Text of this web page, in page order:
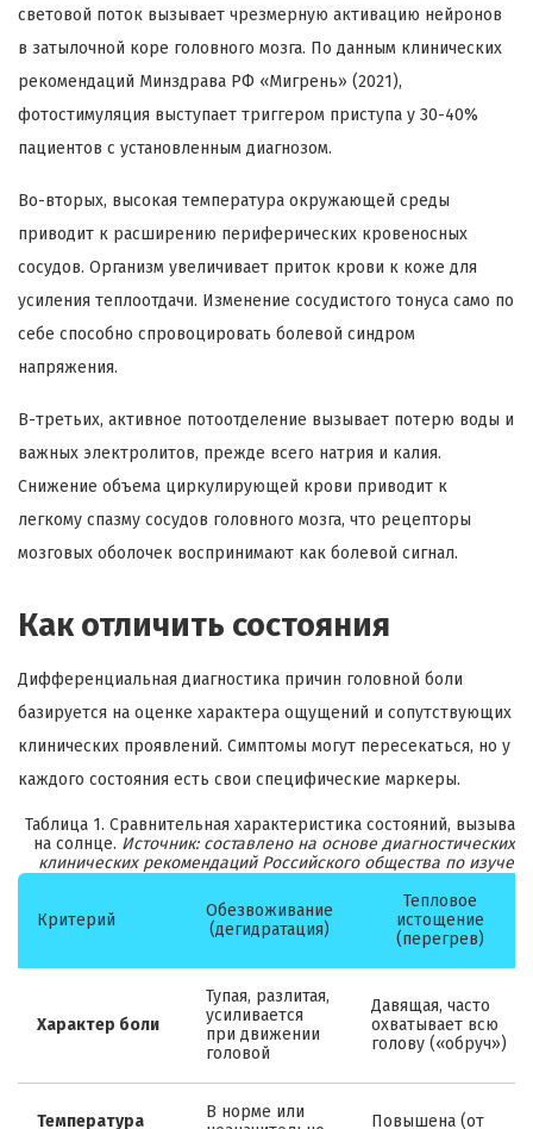
световой поток вызывает чрезмерную активацию нейронов
в затылочной коре головного мозга. По данным клинических
рекомендаций Минздрава РФ «Мигрень» (2021),
фотостимуляция выступает триггером приступа у 30-40%
пациентов с установленным диагнозом.
Во-вторых, высокая температура окружающей среды
приводит к расширению периферических кровеносных
сосудов. Организм увеличивает приток крови к коже для
усиления теплоотдачи. Изменение сосудистого тонуса само по
себе способно спровоцировать болевой синдром
напряжения.
В-третьих, активное потоотделение вызывает потерю воды и
важных электролитов, прежде всего натрия и калия.
Снижение объема циркулирующей крови приводит к
легкому спазму сосудов головного мозга, что рецепторы
мозговых оболочек воспринимают как болевой сигнал.
Как отличить состояния
Дифференциальная диагностика причин головной боли
базируется на оценке характера ощущений и сопутствующих
клинических проявлений. Симптомы могут пересекаться, но у
каждого состояния есть свои специфические маркеры.
Таблица 1. Сравнительная характеристика состояний,
на солнце. Источник: составлено на основе диагностических
клинических рекомендаций Российского общества по
Критерий
Обезвоживание
(дегидратация)
Тепловое
истощение
(перегрев)
Характер боли
Тупая, разлитая,
усиливается
при движении
головой
Давящая, часто
охватывает всю
голову («обруч»)
Температура
В норме или
Повышена (от